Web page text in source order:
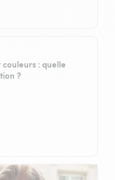
couleurs : quelle
?